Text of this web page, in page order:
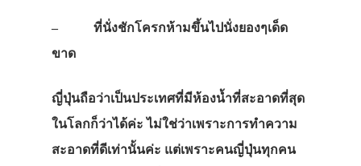
– ที่นั่งชักโครกห้ามขึ้นไปนั่งยองๆเด็ด
ขาด
ญี่ปุ่นถือว่าเป็นประเทศที่มีห้องน้ำที่สะอาดที่สุด
ในโลกก็ว่าได้ค่ะ ไม่ใช่ว่าเพราะการทำความ
สะอาดที่ดีเท่านั้นค่ะ แต่เพราะคนญี่ปุ่นทุกคน